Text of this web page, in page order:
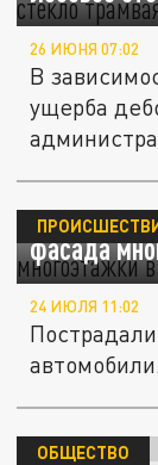
26 ИЮНЯ 07:02
В
ущерба
Полоса
фасада
24 ИЮЛЯ 11:02
автомобили.
ОБЩЕСТВО